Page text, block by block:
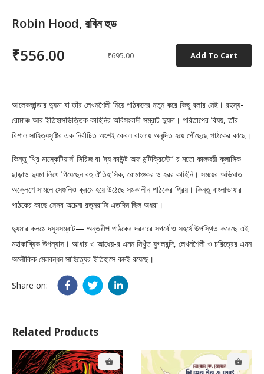
Robin Hood, রবিন হুড
₹556.00 ₹695.00 Add To Cart
আলেকজান্ডার দ্যুমা বা তাঁর লেখনশৈলী নিয়ে পাঠকদের নতুন করে কিছু বলার নেই। রহস্য-
রোমাঞ্চ আর ইতিহাসভিত্তিক কাহিনির অবিসংবাদী সম্রাট দ্যুমা। পরিতাপের বিষয়, তাঁর
বিশাল সাহিত্যসৃষ্টির এক নির্বাচিত অংশই কেবল বাংলায় অনূদিত হয়ে পৌঁছেছে পাঠকের কাছে।
কিন্তু ‘থ্রি মাস্কেটিয়ার্স’ সিরিজ বা ‘দ্য কাউন্ট অফ মন্টিক্রিস্টো’-র মতো কালজয়ী ক্লাসিক
ছাড়াও দ্যুমা লিখে গিয়েছেন বহু ঐতিহাসিক, রোমাঞ্চকর ও হরর কাহিনি। সময়ের অভিঘাত
অক্লেশে সামলে সেগুলিও ক্রমে হয়ে উঠেছে সমকালীন পাঠকের প্রিয়। কিন্তু বাংলাভাষার
পাঠকের কাছে সেসব অচেনা রত্নরাজি এতদিন ছিল অধরা।
দ্যুমার কলমে দস্যুসম্রাট— অন্তরীপ পাঠকের দরবারে সগর্বে ও সহর্ষে উপস্থিত করেছে এই
মহাকাব্যিক উপন্যাস। আধার ও আধেয়-র এমন নিখুঁত যুগলবন্দি, লেখনশৈলী ও চরিত্রের এমন
অলৌকিক মেলবন্ধন সাহিত্যের ইতিহাসে কমই রয়েছে।
Share on:
Related Products